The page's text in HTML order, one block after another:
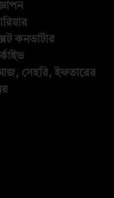
কনভার্টার
সেহরি, ইফতারের